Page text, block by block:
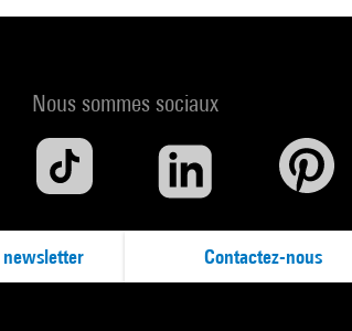
Nous sommes sociaux
Contactez-nous